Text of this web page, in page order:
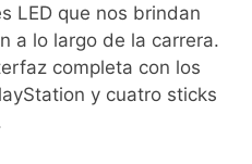
LED que nos brindan
a lo largo de la carrera.
completa con los
y cuatro sticks